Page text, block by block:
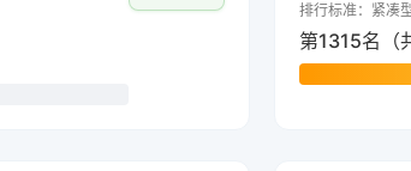
排行标准：紧凑
第1315名（